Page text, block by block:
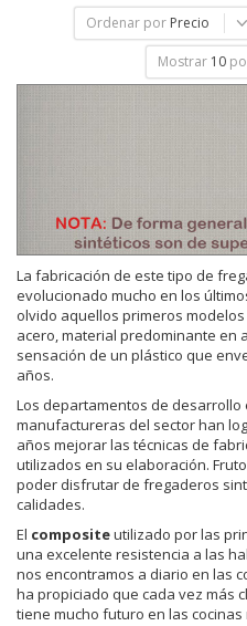
Ordenar por Precio
Mostrar 10
La fabricación de este tipo de
evolucionado mucho en los
olvido aquellos primeros
acero, material predominante en
sensación de un plástico que
años.
Los departamentos de
manufactureras del sector han
años mejorar las técnicas de
utilizados en su elaboración.
poder disfrutar de fregaderos
calidades.
El compositeutilizado por las
una excelente resistencia a las
nos encontramos a diario en las
ha propiciado que cada vez más
tiene mucho futuro en las